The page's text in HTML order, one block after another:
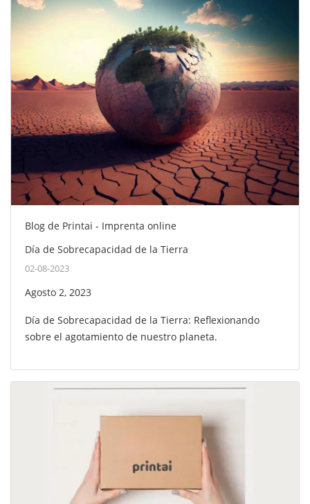
Blog de Printai - Imprenta online
Día de Sobrecapacidad de la Tierra
02-08-2023
Agosto 2, 2023
Día de Sobrecapacidad de la Tierra: Reflexionando
sobre el agotamiento de nuestro planeta.